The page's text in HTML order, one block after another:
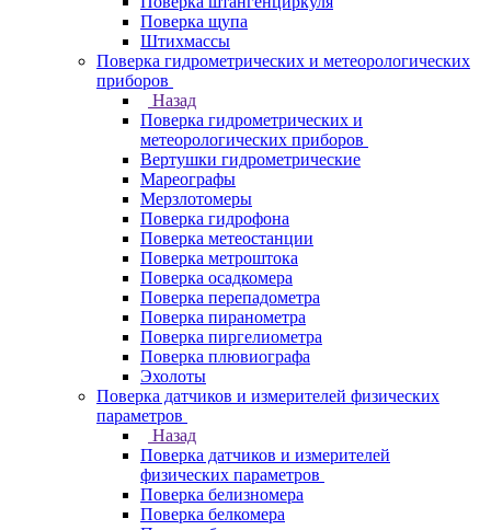
Поверка щупа
Штихмассы
Поверка гидрометрических и метеорологических
приборов
Назад
Поверка гидрометрических и
метеорологических приборов
Вертушки гидрометрические
Мареографы
Мерзлотомеры
Поверка гидрофона
Поверка метеостанции
Поверка метроштока
Поверка осадкомера
Поверка перепадометра
Поверка пиранометра
Поверка пиргелиометра
Поверка плювиографа
Эхолоты
Поверка датчиков и измерителей физических
параметров
Назад
Поверка датчиков и измерителей
физических параметров
Поверка белизномера
Поверка белкомера